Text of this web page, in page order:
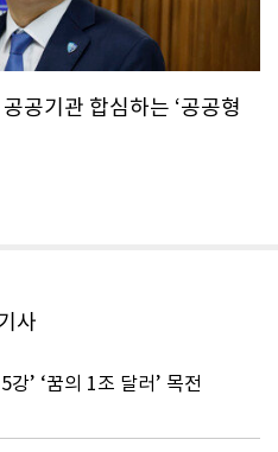
공기관 합심하는 ‘공공형
사
’ ‘꿈의 1조 달러’ 목전